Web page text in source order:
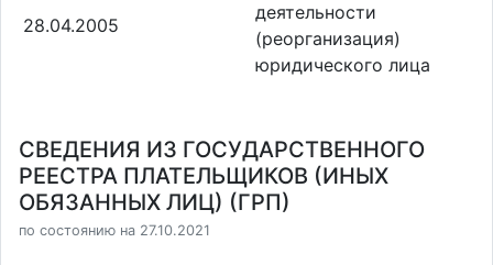
28.04.2005
деятельности
(реорганизация)
юридического лица
СВЕДЕНИЯ ИЗ ГОСУДАРСТВЕННОГО
РЕЕСТРА ПЛАТЕЛЬЩИКОВ (ИНЫХ
ОБЯЗАННЫХ ЛИЦ) (ГРП)
по состоянию на 27.10.2021